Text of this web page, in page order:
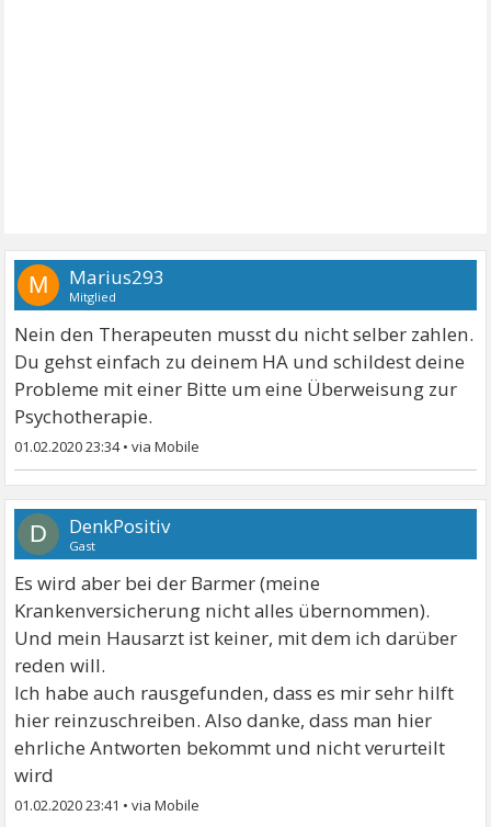
M Marius293
Mitglied
Nein den Therapeuten musst du nicht selber zahlen.
Du gehst einfach zu deinem HA und schildest deine
Probleme mit einer Bitte um eine Überweisung zur
Psychotherapie.
01.02.2020 23:34•
D DenkPositiv
Gast
Es wird aber bei der Barmer (meine
Krankenversicherung nicht alles übernommen).
Und mein Hausarzt ist keiner, mit dem ich darüber
reden will.
Ich habe auch rausgefunden, dass es mir sehr hilft
hier reinzuschreiben. Also danke, dass man hier
ehrliche Antworten bekommt und nicht verurteilt
wird
01.02.2020 23:41 •